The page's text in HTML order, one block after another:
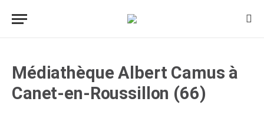
Médiathèque Albert Camus à
Canet-en-Roussillon (66)